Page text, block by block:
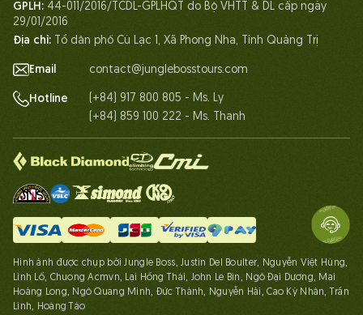
Chứng chỉ
Đối tác
Liên hệ
GPLH: 44-011/2016/TCDL-GPLHQT do Bộ VHTT & DL cấp ngày
29/01/2016
Địa chỉ: Tổ dân phố Cù Lạc 1, Xã Phong Nha, Tỉnh Quảng Trị
Email contact@junglebosstours.com
Hotline
(+84) 917 800 805 - Ms. Ly
(+84) 859 100 222 - Ms. Thanh
Hình ảnh được chụp bởi Jungle Boss, Justin Del Boulter, Nguyễn Việt Hùng,
Linh Lố, Chuong Acmvn, Lại Hồng Thái, John Le Bin, Ngô Đại Dương, Mai
Hoàng Long, Ngô Quang Minh, Đức Thành, Nguyễn Hải, Cao Kỳ Nhân, Trần
Linh, Hoàng Táo